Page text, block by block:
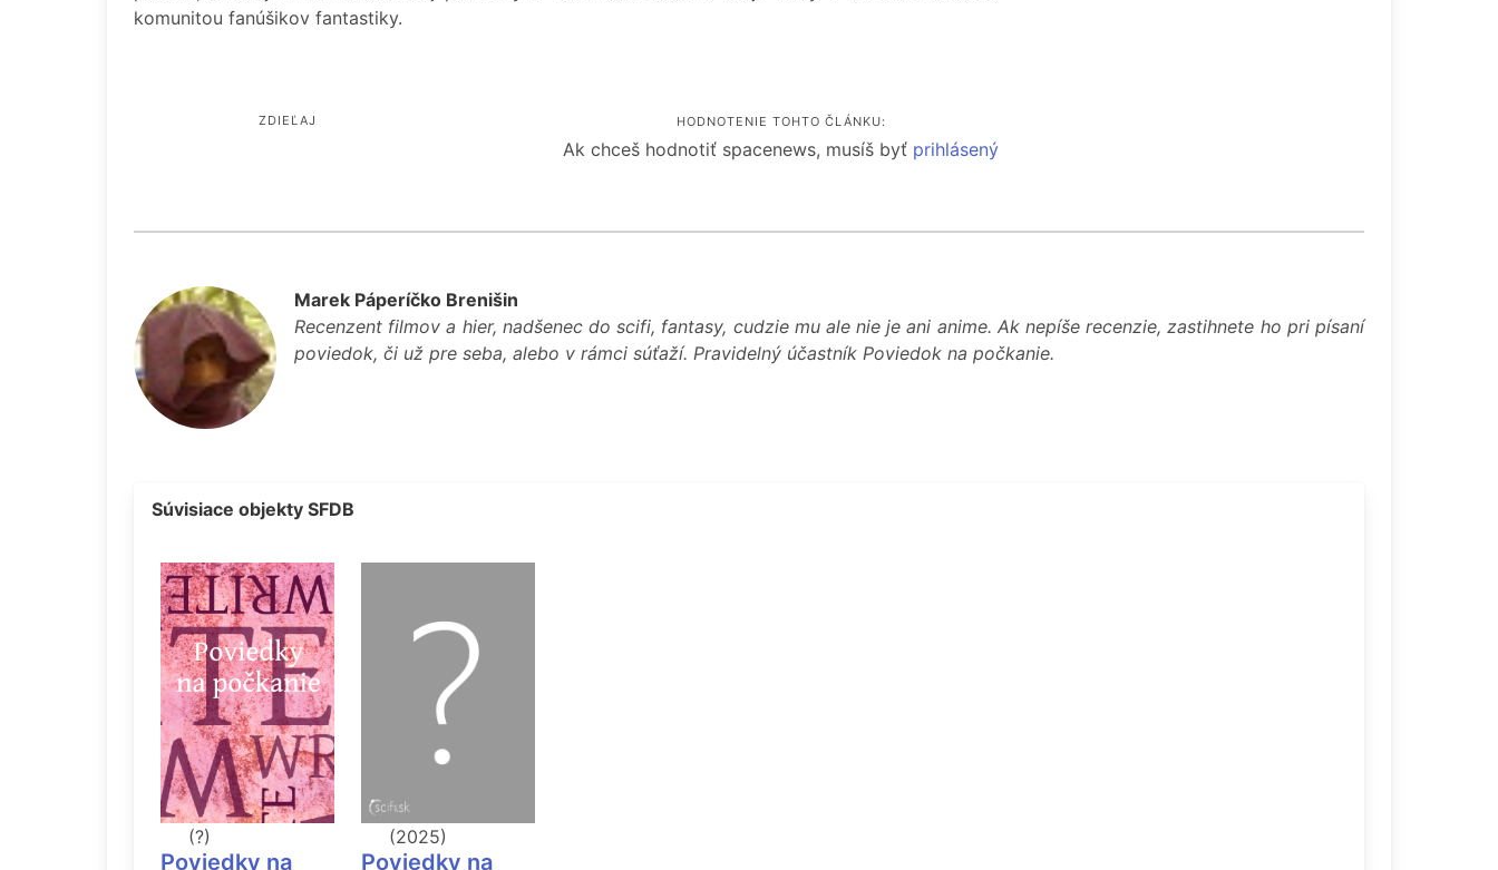
komunitou fanúšikov fantastiky.
ZDIEĽAJ HODNOTENIE TOHTO ČLÁNKU:
Ak chceš hodnotiť spacenews, musíš byť prihlásený
Marek Páperíčko Brenišin
Recenzent filmov a hier, nadšenec do scifi, fantasy, cudzie mu ale nie je ani anime. Ak nepíše recenzie, zastihnete ho pri písaní
poviedok, či už pre seba, alebo v rámci súťaží. Pravidelný účastník Poviedok na počkanie.
Súvisiace objekty SFDB
(?)
Poviedky na
(2025)
Poviedky na